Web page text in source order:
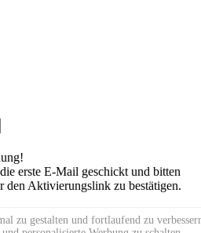
zu gestalten und fortlaufend zu
erste E-Mail geschickt und bitten
den Aktivierungslink zu bestätigen.